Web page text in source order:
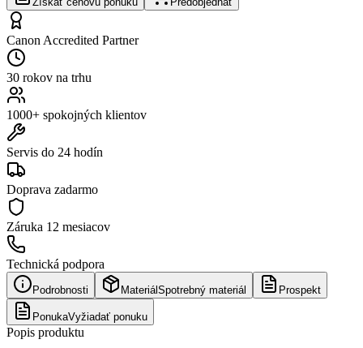
Canon Accredited Partner
30 rokov na trhu
1000+ spokojných klientov
Servis do 24 hodín
Doprava zadarmo
Záruka 12 mesiacov
Technická podpora
Podrobnosti Materiál Spotrebný materiál Prospekt
PonukaVyžiadať ponuku
Popis produktu